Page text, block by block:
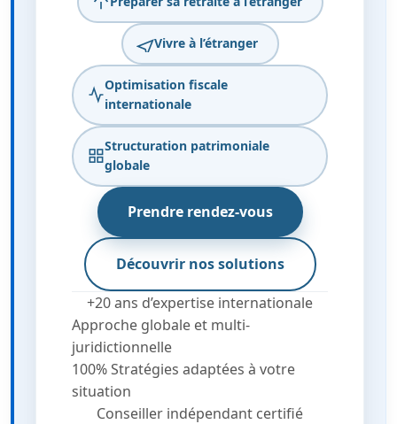
Vivre à l’étranger
Optimisation fiscale
internationale
Structuration patrimoniale
globale
Prendre rendez-vous
Découvrir nos solutions
+20 ans d’expertise internationale
Approche globale et multi-
juridictionnelle
100% Stratégies adaptées à votre
situation
Conseiller indépendant certifié